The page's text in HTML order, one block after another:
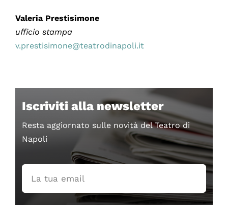
Valeria Prestisimone
ufficio stampa
v.prestisimone@teatrodinapoli.it
Iscriviti alla newsletter
Resta aggiornato sulle novità del Teatro di
Napoli